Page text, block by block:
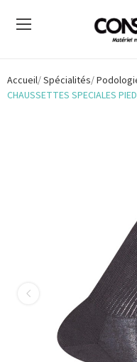
Accueil Spécialités
CHAUSSETTES SPECIALES